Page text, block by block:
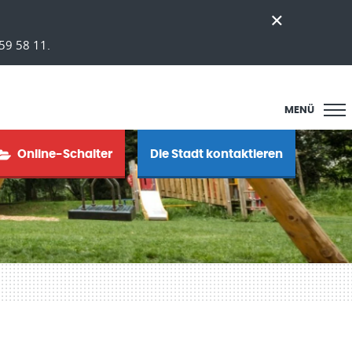
58 11.
MENÜ
Online-Schalter Die Stadt kontaktieren